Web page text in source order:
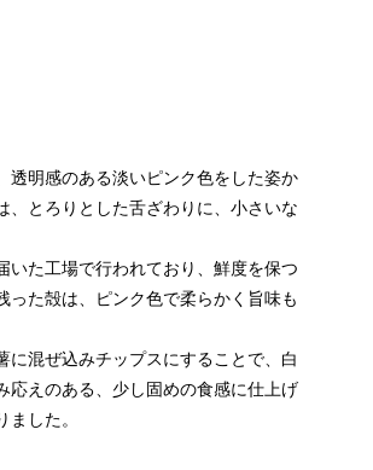
明感のある淡いピンク色をした姿か
、とろりとした舌ざわりに、小さいな
た工場で行われており、鮮度を保つ
った殻は、ピンク色で柔らかく旨味も
混ぜ込みチップスにすることで、白
応えのある、少し固めの食感に仕上げ
した。